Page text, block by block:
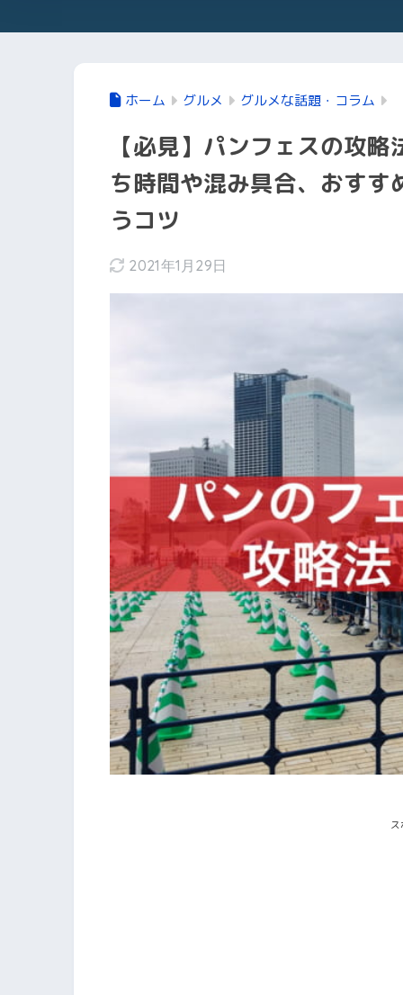
ホーム グルメ グルメな話題・コラム
【必見】パンフェスの攻
ち時間や混み具合、おす
うコツ
2021年1月29日
ス